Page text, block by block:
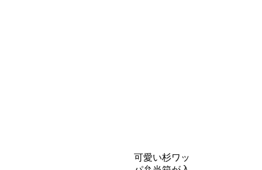
可愛い杉ワッ